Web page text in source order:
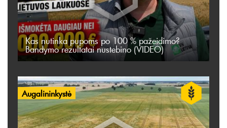
Kas nutinka pupoms po 100 % pažeidimo?
Bandymo rezultatai nustebino (VIDEO)
Augalininkystė